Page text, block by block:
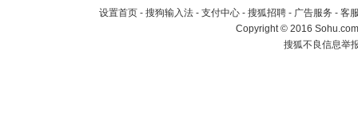
设置首页 - 搜狗输入法 - 支付中心 - 搜狐招聘 - 广告服务 - 客
Copyright©2016
搜狐不良信息举